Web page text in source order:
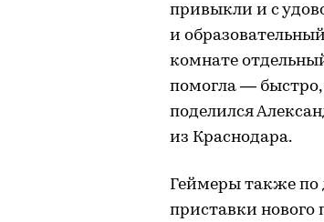
привыкли и с
и
комнате
помогла — быстро,
поделился
из Краснодара.
Геймеры также по
приставки нового